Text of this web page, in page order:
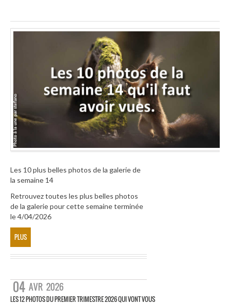
Les 10 plus belles photos de la galerie de
la semaine 14
Retrouvez toutes les plus belles photos
de la galerie pour cette semaine terminée
le 4/04/2026
PLUS
04 AVR 2026
LES 12 PHOTOS DU PREMIER TRIMESTRE 2026 QUI VONT VOUS